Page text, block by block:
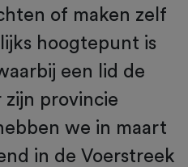
of maken zelf
hoogtepunt is
een lid de
zijn provincie
we in maart
in de Voerstreek